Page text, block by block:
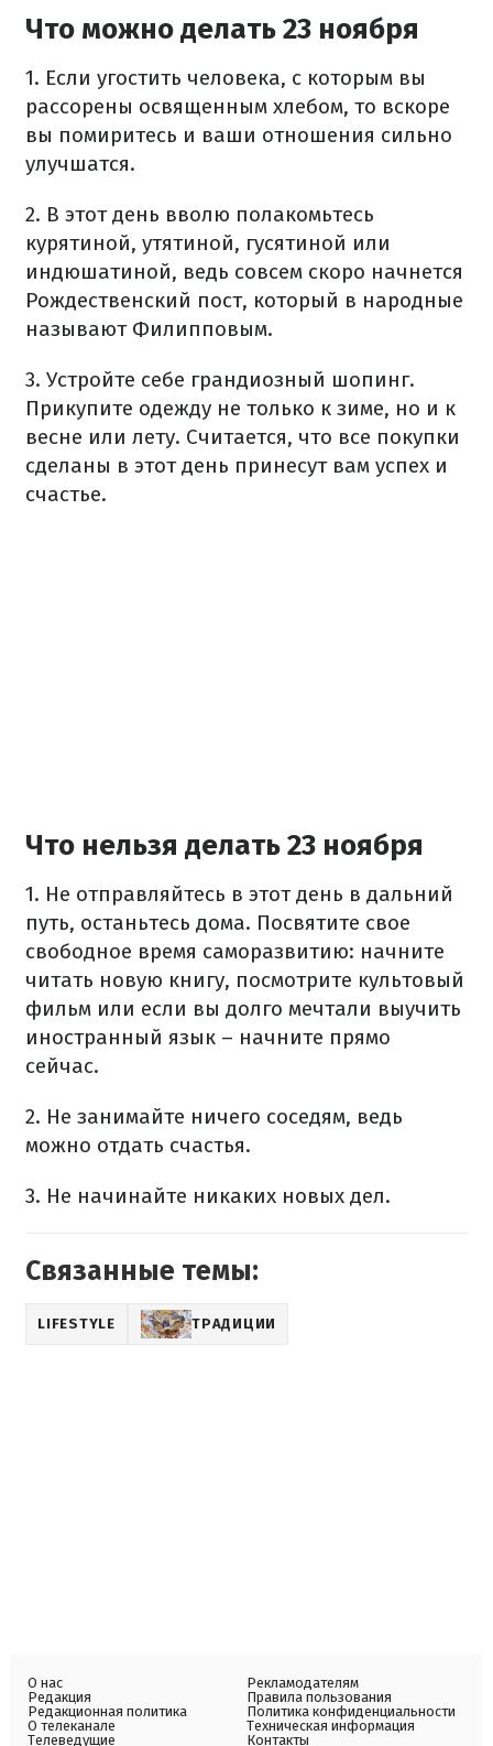
Что можно делать 23 ноября
1. Если угостить человека, с которым вы
рассорены освященным хлебом, то вскоре
вы помиритесь и ваши отношения сильно
улучшатся.
2. В этот день вволю полакомьтесь
курятиной, утятиной, гусятиной или
индюшатиной, ведь совсем скоро начнется
Рождественский пост, который в народные
называют Филипповым.
3. Устройте себе грандиозный шопинг.
Прикупите одежду не только к зиме, но и к
весне или лету. Считается, что все покупки
сделаны в этот день принесут вам успех и
счастье.
Что нельзя делать 23 ноября
1. Не отправляйтесь в этот день в дальний
путь, останьтесь дома. Посвятите свое
свободное время саморазвитию: начните
читать новую книгу, посмотрите культовый
фильм или если вы долго мечтали выучить
иностранный язык – начните прямо
сейчас.
2. Не занимайте ничего соседям, ведь
можно отдать счастья.
3. Не начинайте никаких новых дел.
Связанные темы:
LIFESTYLE ТРАДИЦИИ
О нас
Редакция
Редакционная политика
О телеканале
Телеведущие
Рекламодателям
Правила пользования
Политика конфиденциальности
Техническая информация
Контакты